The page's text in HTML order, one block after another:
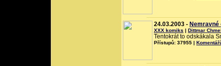
24.03.2003 - Nemravné
XXX komiks | Dittmar
Tentokrát to odskákala
Přístupů: 37955 |